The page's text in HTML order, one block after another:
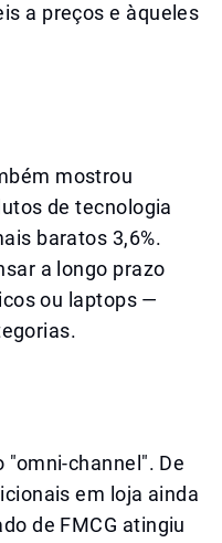
a preços e àqueles
mostrou
de tecnologia
baratos 3,6%.
a longo prazo
ou laptops —
"omni-channel". De
em loja ainda
de FMCG atingiu